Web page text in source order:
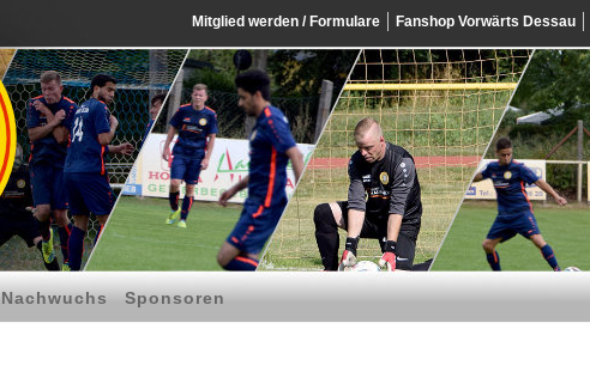
Mitglied werden / Formulare Fanshop Vorwärts Dessau
Nachwuchs Sponsoren